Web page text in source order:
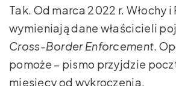
Tak. Od marca 2022 r. Włochy i
wymieniają dane właścicieli
Cross-Border Enforcement.
pomoże – pismo przyjdzie
miesięcy od wykroczenia.